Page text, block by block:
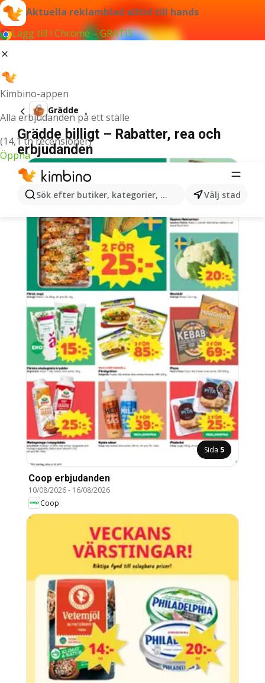
Aktuella reklamblad alltid till hands
Lägg till i Chrome – GRATIS
Kimbino-appen
Alla erbjudanden på ett ställe
(14,1 tn recensioner)
Öppna
Sök efter butiker, kategorier, produkter...Välj stad
Grädde
Grädde billigt – Rabatter, rea och
erbjudanden
Sida 5
Coop erbjudanden
10/08/2026- 16/08/2026
Coop